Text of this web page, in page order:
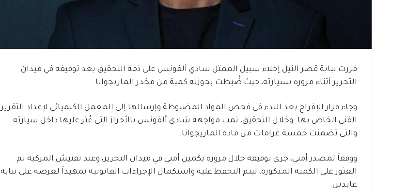
قررت نيابة قصر النيل إخلاء سبيل الممثل شادي ألفونس على ذمة التحقيق بعد توقيفه في ميدان
التحرير أثناء مروره بسيارته، حيث ضُبطت بحوزته كمية من مخدر الماريجوانا.
وجاء قرار الإفراج بعد البدء في فحص المواد المضبوطة وإرسالها إلى المعمل الكيميائي لإعداد التقرير
الفني الخاص بها. وخلال التحقيق، تمت مواجهة شادي ألفونس بالأحراز التي عُثر عليها داخل سيارته
والتي تضمنت خمسة غرامات من مادة الماريجوانا.
ووفقاً لمصدر أمني، جرى توقيفه خلال مروره بكمين أمني في ميدان التحرير، وعند تفتيش المركبة تم
العثور على الكمية المذكورة، ليتم التحفظ عليه واستكمال الإجراءات القانونية تمهيداً لعرضه على نيابة
عابدين.